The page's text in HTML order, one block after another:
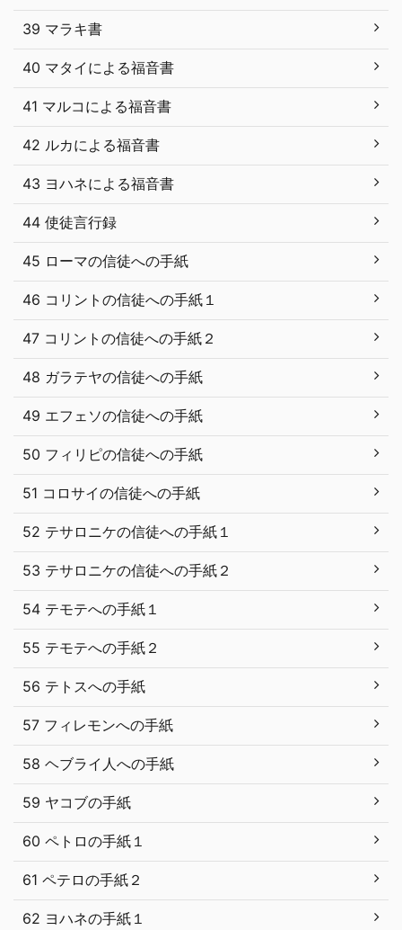
39 マラキ書
40 マタイによる福音書
41 マルコによる福音書
42 ルカによる福音書
43 ヨハネによる福音書
44 使徒言行録
45 ローマの信徒への手紙
46 コリントの信徒への手紙１
47 コリントの信徒への手紙２
48 ガラテヤの信徒への手紙
49 エフェソの信徒への手紙
50 フィリピの信徒への手紙
51 コロサイの信徒への手紙
52 テサロニケの信徒への手紙１
53 テサロニケの信徒への手紙２
54 テモテへの手紙１
55 テモテへの手紙２
56 テトスへの手紙
57 フィレモンへの手紙
58 ヘブライ人への手紙
59 ヤコブの手紙
60 ペトロの手紙１
61 ペテロの手紙２
62 ヨハネの手紙１